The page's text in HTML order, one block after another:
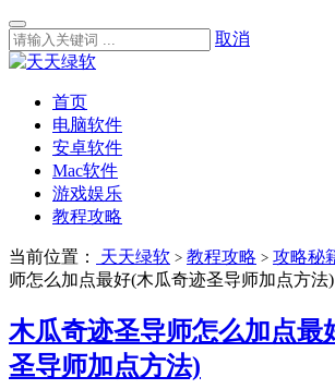
取消
首页
电脑软件
安卓软件
Mac软件
游戏娱乐
教程攻略
当前位置： 天天绿软 > 教程攻略 > 攻略秘
师怎么加点最好(木瓜奇迹圣导师加点方法)
木瓜奇迹圣导师怎么加点最
圣导师加点方法)